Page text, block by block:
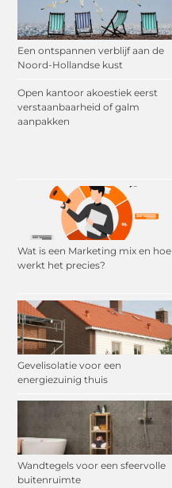
Een ontspannen verblijf aan de
Noord-Hollandse kust
Open kantoor akoestiek eerst
verstaanbaarheid of galm
aanpakken
Wat is een Marketing mix en hoe
werkt het precies?
Gevelisolatie voor een
energiezuinig thuis
Wandtegels voor een sfeervolle
buitenruimte